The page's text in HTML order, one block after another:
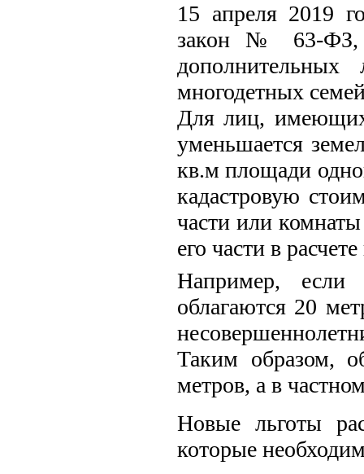
15 апреля 2019
закон № 63-ФЗ,
многодетных
Для лиц, имеющих
уменьшается
кв.м площади
кадастровую
части или
его части в
Например, если
облагаются 20
Таким образом,
метров, а в
Новые льготы
которые